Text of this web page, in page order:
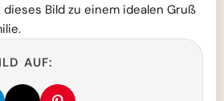
Bild zu einem idealen Gruß
AUF: